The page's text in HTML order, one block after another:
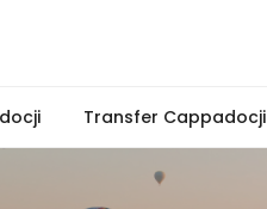
Transfer Cappadocji